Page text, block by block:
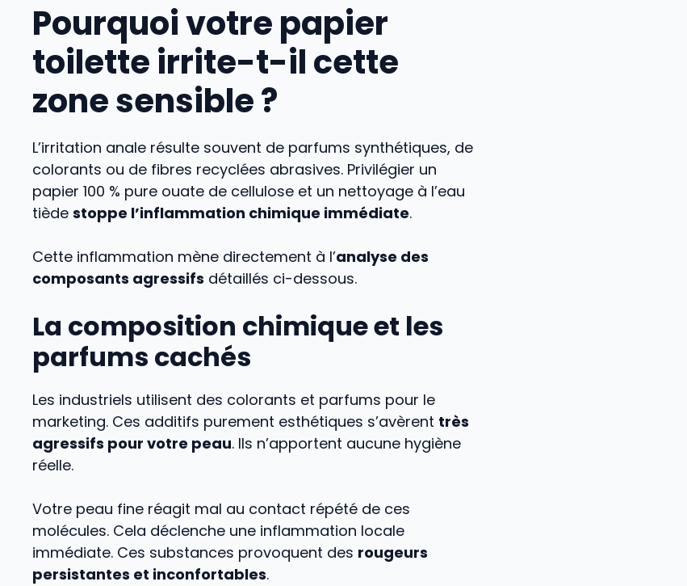
Pourquoi votre papier
toilette irrite-t-il cette
zone sensible ?
L’irritation anale résulte souvent de parfums synthétiques, de
colorants ou de fibres recyclées abrasives. Privilégier un
papier 100 % pure ouate de cellulose et un nettoyage à l’eau
tiède stoppe l’inflammation chimique immédiate.
Cette inflammation mène directement à l’analyse des
composants agressifs détaillés ci-dessous.
La composition chimique et les
parfums cachés
Les industriels utilisent des colorants et parfums pour le
marketing. Ces additifs purement esthétiques s’avèrent très
agressifs pour votre peau. Ils n’apportent aucune hygiène
réelle.
Votre peau fine réagit mal au contact répété de ces
molécules. Cela déclenche une inflammation locale
immédiate. Ces substances provoquent des rougeurs
persistantes et inconfortables.